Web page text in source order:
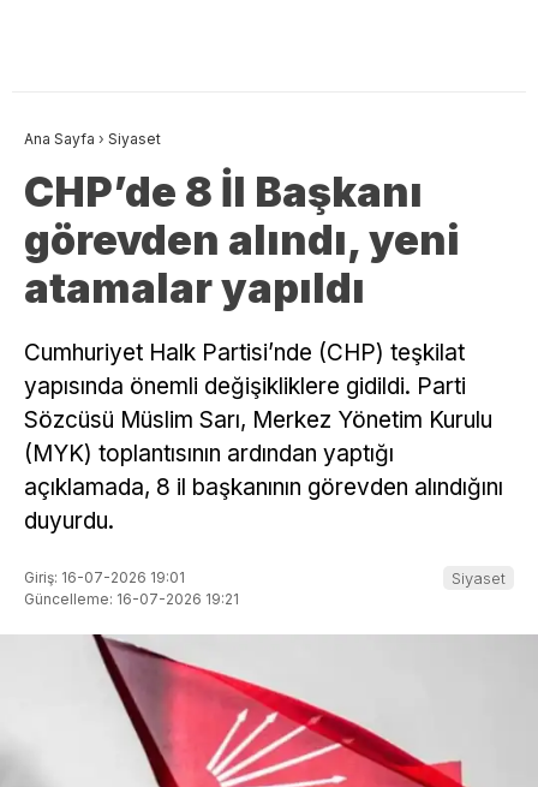
Ana Sayfa › Siyaset
CHP’de 8 İl Başkanı
görevden alındı, yeni
atamalar yapıldı
Cumhuriyet Halk Partisi’nde (CHP) teşkilat
yapısında önemli değişikliklere gidildi. Parti
Sözcüsü Müslim Sarı, Merkez Yönetim Kurulu
(MYK) toplantısının ardından yaptığı
açıklamada, 8 il başkanının görevden alındığını
duyurdu.
Giriş: 16-07-2026 19:01
Güncelleme: 16-07-2026 19:21
Siyaset